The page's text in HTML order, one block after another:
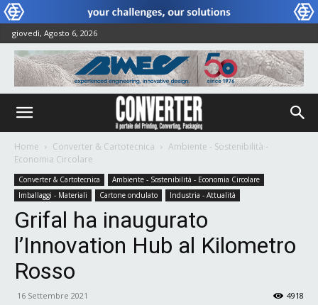
giovedì, Agosto 6, 2026
Home Converter & Cartotecnica
Ambiente - Sostenibilità -
Economia Circolare
Converter & Cartotecnica
Ambiente - Sostenibilità - Economia Circolare
Imballaggi - Materiali
Cartone ondulato Industria - Attualità
Grifal ha inaugurato
l’Innovation Hub al Kilometro
Rosso
16 Settembre 2021 4918